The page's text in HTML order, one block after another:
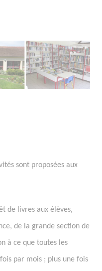
sont proposées aux
de livres aux élèves,
de la grande section de
à ce que toutes les
par mois ; plus une fois